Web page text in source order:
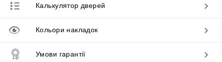
Калькулятор дверей
Кольори накладок
Умови гарантії